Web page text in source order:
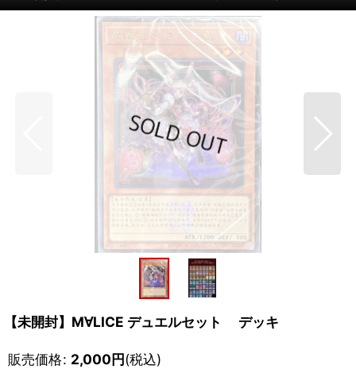
【未開封】M∀LICE デュエルセット デッキ
販売価格: 2,000円(税込)